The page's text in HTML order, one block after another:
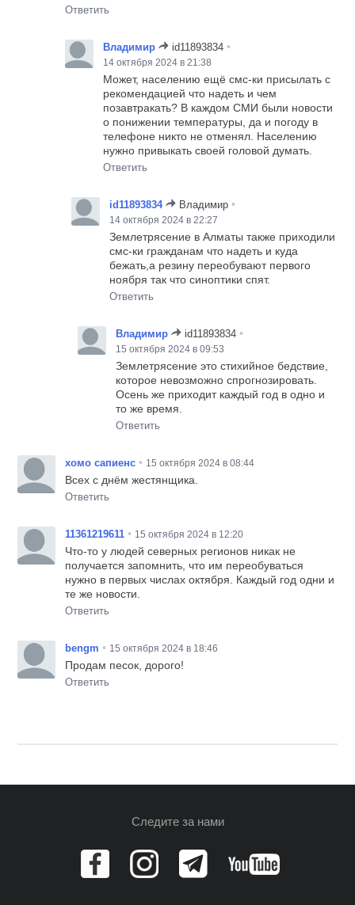
Ответить
Владимир id11893834 •
14 октября 2024 в 21:38
Может, населению ещё смс-ки присылать с
рекомендацией что надеть и чем
позавтракать? В каждом СМИ были новости
о понижении температуры, да и погоду в
телефоне никто не отменял. Населению
нужно привыкать своей головой думать.
Ответить
id11893834 Владимир •
14 октября 2024 в 22:27
Землетрясение в Алматы также приходили
смс-ки гражданам что надеть и куда
бежать,а резину переобувают первого
ноября так что синоптики спят.
Ответить
Владимир id11893834 •
15 октября 2024 в 09:53
Землетрясение это стихийное бедствие,
которое невозможно спрогнозировать.
Осень же приходит каждый год в одно и
то же время.
Ответить
хомо сапиенс • 15 октября 2024 в 08:44
Всех с днём жестянщика.
Ответить
11361219611 • 15 октября 2024 в 12:20
Что-то у людей северных регионов никак не
получается запомнить, что им переобуваться
нужно в первых числах октября. Каждый год одни и
те же новости.
Ответить
bengm • 15 октября 2024 в 18:46
Продам песок, дорого!
Ответить
Следите за нами